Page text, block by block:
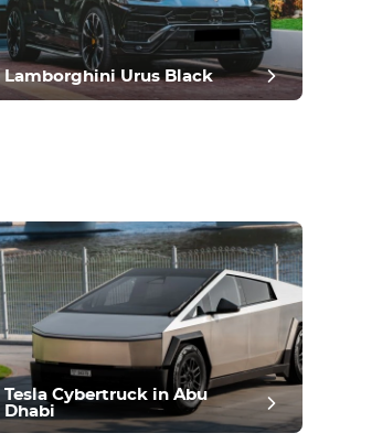
Lamborghini Urus Black
Tesla Cybertruck in Abu
Dhabi